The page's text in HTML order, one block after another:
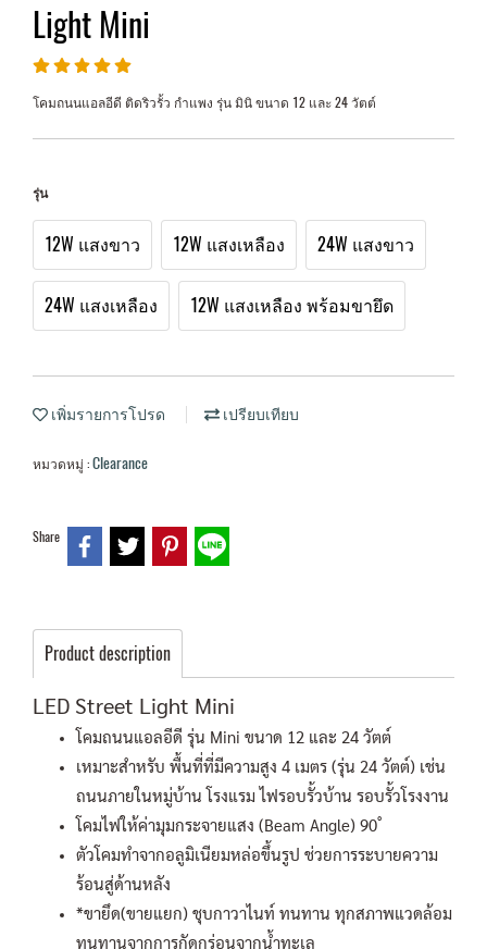
Light Mini
โคมถนนแอลอีดี ติดริวรั้ว กำแพง รุ่น มินิ ขนาด 12 และ 24 วัตต์
รุ่น
12W แสงขาว 12W แสงเหลือง 24W แสงขาว
24W แสงเหลือง 12W แสงเหลือง พร้อมขายึด
เพิ่มรายการโปรด เปรียบเทียบ
หมวดหมู่ :Clearance
Share
Product description
LED Street Light Mini
โคมถนนแอลอีดี รุ่น Mini ขนาด 12 และ 24 วัตต์
เหมาะสำหรับ พื้นที่ที่มีความสูง 4 เมตร (รุ่น 24 วัตต์) เช่น
ถนนภายในหมู่บ้าน โรงแรม ไฟรอบรั้วบ้าน รอบรั้วโรงงาน
โคมไฟให้ค่ามุมกระจายแสง (Beam Angle) 90 ํ
ตัวโคมทำจากอลูมิเนียมหล่อขึ้นรูป ช่วยการระบายความ
ร้อนสู่ด้านหลัง
*ขายึด(ขายแยก) ชุบกาวาไนท์ ทนทาน ทุกสภาพแวดล้อม
ทนทานจากการกัดกร่อนจากน้ำทะเล